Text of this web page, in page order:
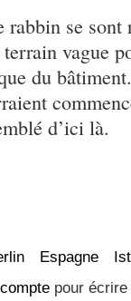
se sont
vague
du
d’ici là.
Espagne
pour